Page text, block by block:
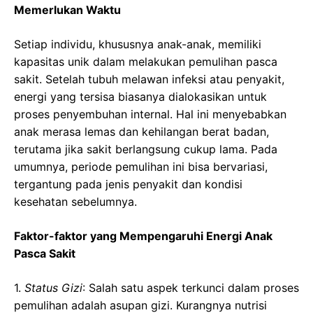
Memerlukan Waktu
Setiap individu, khususnya anak-anak, memiliki
kapasitas unik dalam melakukan pemulihan pasca
sakit. Setelah tubuh melawan infeksi atau penyakit,
energi yang tersisa biasanya dialokasikan untuk
proses penyembuhan internal. Hal ini menyebabkan
anak merasa lemas dan kehilangan berat badan,
terutama jika sakit berlangsung cukup lama. Pada
umumnya, periode pemulihan ini bisa bervariasi,
tergantung pada jenis penyakit dan kondisi
kesehatan sebelumnya.
Faktor-faktor yang Mempengaruhi Energi Anak
Pasca Sakit
1. Status Gizi: Salah satu aspek terkunci dalam proses
pemulihan adalah asupan gizi. Kurangnya nutrisi